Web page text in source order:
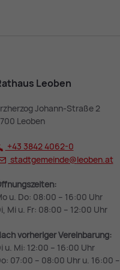
Leoben
Johann-Straße 2
Leoben
+43 3842 4062-0
stadtgemeinde@leoben.at
u. Do: 08:00 – 16:00 Uhr
Mi u. Fr: 08:00 – 12:00 Uhr
vorheriger Vereinbarung:
u. Mi: 12:00 – 16:00 Uhr
07:00 – 08:00 Uhr u. 16:00 –